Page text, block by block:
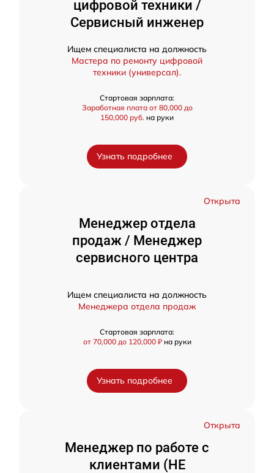
цифровой техники /
Сервисный инженер
Ищем специалиста на должность
Мастера по ремонту цифровой
техники (универсал).
Стартовая зарплата:
Заработная плата от 80,000 до
150,000 руб. на руки
Узнать подробнее
Открыта
Менеджер отдела
продаж / Менеджер
сервисного центра
Ищем специалиста на должность
Менеджера отдела продаж
Стартовая зарплата:
от 70,000 до 120,000 ₽ на руки
Узнать подробнее
Открыта
Менеджер по работе с
клиентами (НЕ